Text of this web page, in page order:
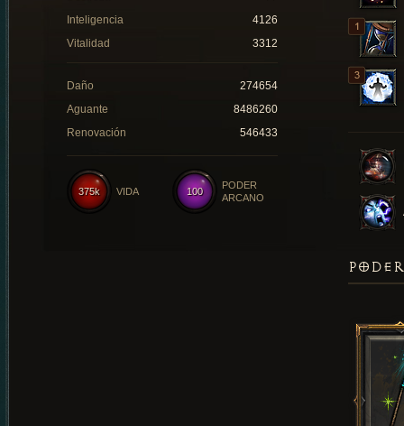
Inteligencia
4126
Vitalidad
3312
Daño
274654
Aguante
8486260
Renovación
546433
100
PODER
ARCANO
375k VIDA